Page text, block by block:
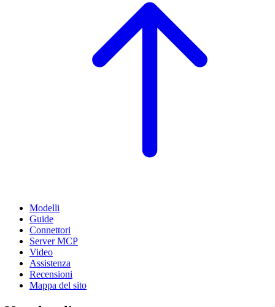
Modelli
Guide
Connettori
Server MCP
Video
Assistenza
Recensioni
Mappa del sito